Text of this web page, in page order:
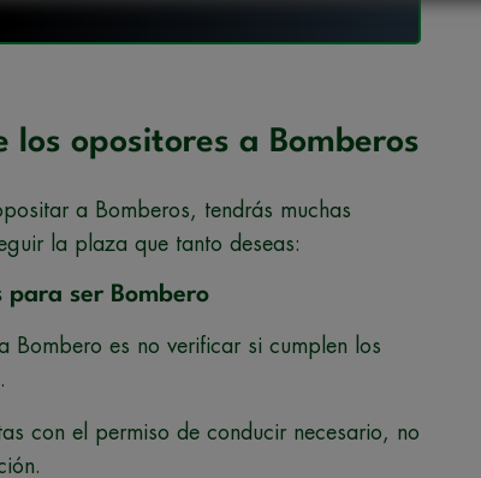
los opositores a Bomberos
a Bomberos, tendrás muchas
la plaza que tanto deseas:
para ser Bombero
Bombero es no verificar si cumplen los
con el permiso de conducir necesario, no